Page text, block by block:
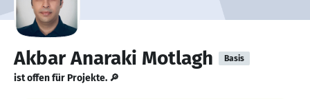
Akbar Anaraki Motlagh Basis
ist offen für Projekte. 🔎